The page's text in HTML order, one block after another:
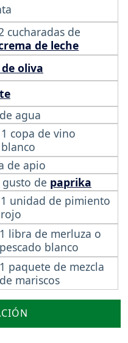
cucharadas de
de leche
oliva
agua
1 copa de vino
blanco
de apio
de paprika
1 unidad de pimiento
rojo
1 libra de merluza o
pescado blanco
1 paquete de mezcla
de mariscos